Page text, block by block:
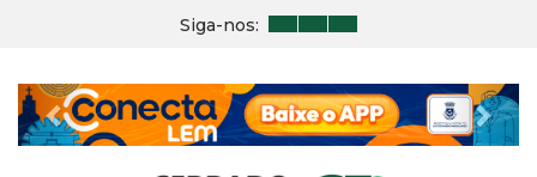
Siga-nos:
Previous Next